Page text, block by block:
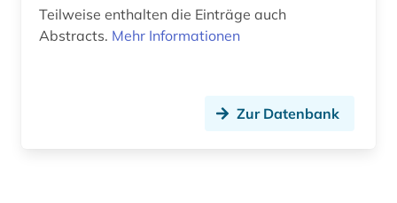
Teilweise enthalten die Einträge auch
Abstracts. Mehr Informationen
Zur Datenbank